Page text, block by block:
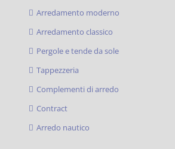
Arredamento moderno
Arredamento classico
Pergole e tende da sole
Tappezzeria
Complementi di arredo
Contract
Arredo nautico